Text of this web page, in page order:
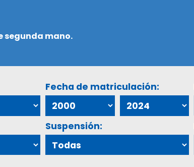
segunda mano.
Fecha de matriculación:
Suspensión: